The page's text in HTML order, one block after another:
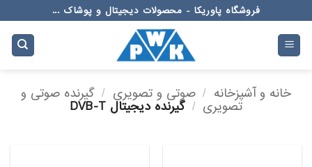
to
content
فروشگاه پاوریکا - محصولات دیجیتال و پوشاک ...
خانه و آشپزخانه / صوتی و تصویری / گیرنده صوتی و
تصویری / گیرنده دیجیتال DVB-T